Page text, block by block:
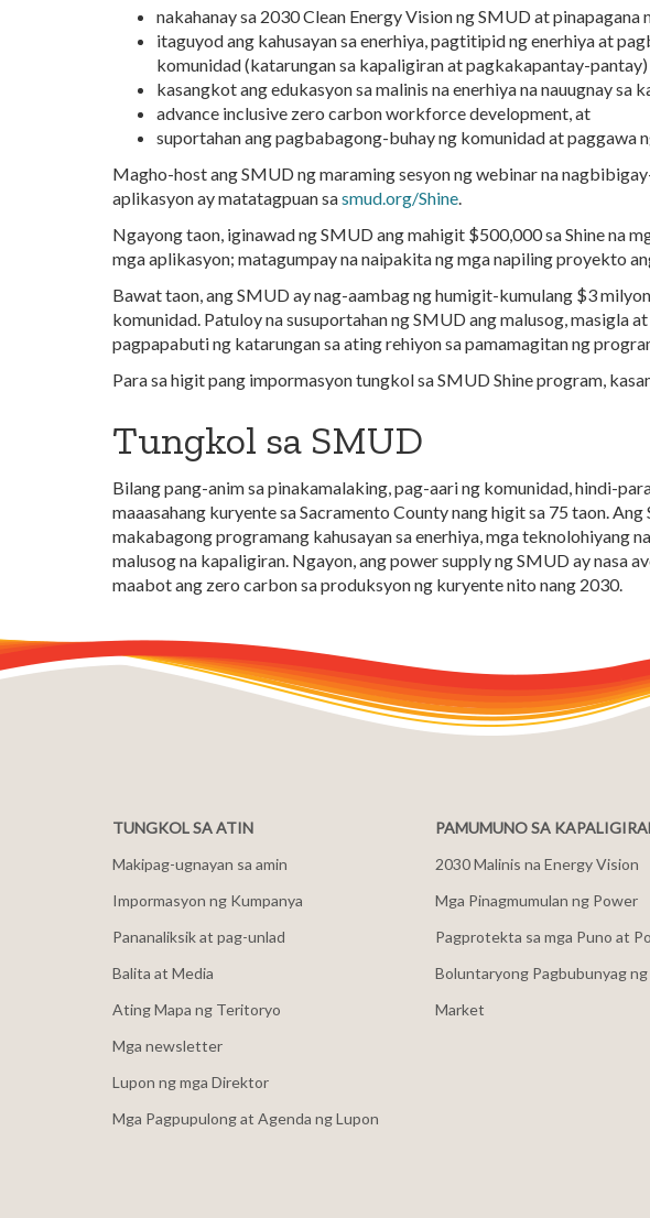
nakahanay sa 2030 Clean Energy Vision ng SMUD at pinapagana
itaguyod ang kahusayan sa enerhiya, pagtitipid ng enerhiya at
komunidad (katarungan sa kapaligiran at pagkakapantay-pantay)
kasangkot ang edukasyon sa malinis na enerhiya na nauugnay sa
advance inclusive zero carbon workforce development, at
suportahan ang pagbabagong-buhay ng komunidad at paggawa
Magho-host ang SMUD ng maraming sesyon ng webinar na
aplikasyon ay matatagpuan sasmud.org/Shine.
Ngayong taon, iginawad ng SMUD ang mahigit $500,000 sa Shine na
mga aplikasyon; matagumpay na naipakita ng mga napiling proyekto
Bawat taon, ang SMUD ay nag-aambag ng humigit-kumulang $3
komunidad. Patuloy na susuportahan ng SMUD ang malusog, masigla
pagpapabuti ng katarungan sa ating rehiyon sa pamamagitan ng
Para sa higit pang impormasyon tungkol sa SMUD Shine program,
Tungkol sa SMUD
Bilang pang-anim sa pinakamalaking, pag-aari ng komunidad, hindi-
maaasahang kuryente sa Sacramento County nang higit sa 75 taon.
makabagong programang kahusayan sa enerhiya, mga teknolohiyang
malusog na kapaligiran. Ngayon, ang power supply ng SMUD ay nasa
maabot ang zero carbon sa produksyon ng kuryente nito nang 2030.
TUNGKOL SA ATIN
Makipag-ugnayan sa amin
Impormasyon ng Kumpanya
Pananaliksik at pag-unlad
Balita at Media
Ating Mapa ng Teritoryo
Mga newsletter
Lupon ng mga Direktor
Mga Pagpupulong at Agenda ng Lupon
PAMUMUNO SA
2030 Malinis na Energy Vision
Mga Pinagmumulan ng Power
Pagprotekta sa mga Puno at
Boluntaryong Pagbubunyag
Market